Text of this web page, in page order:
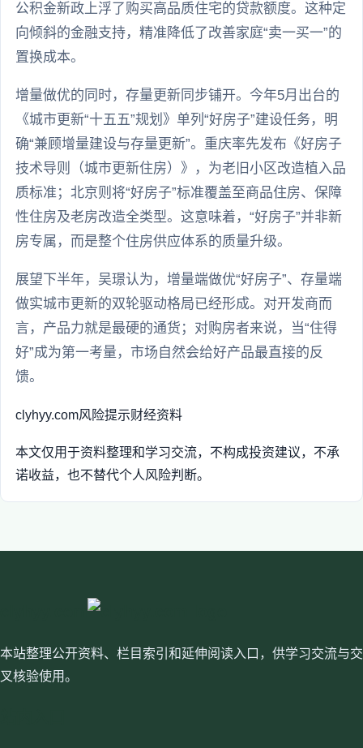
公积金新政上浮了购买高品质住宅的贷款额度。这种定
向倾斜的金融支持，精准降低了改善家庭“卖一买一”的
置换成本。
增量做优的同时，存量更新同步铺开。今年5月出台的
《城市更新“十五五”规划》单列“好房子”建设任务，明
确“兼顾增量建设与存量更新”。重庆率先发布《好房子
技术导则（城市更新住房）》，为老旧小区改造植入品
质标准；北京则将“好房子”标准覆盖至商品住房、保障
性住房及老房改造全类型。这意味着，“好房子”并非新
房专属，而是整个住房供应体系的质量升级。
展望下半年，吴璟认为，增量端做优“好房子”、存量端
做实城市更新的双轮驱动格局已经形成。对开发商而
言，产品力就是最硬的通货；对购房者来说，当“住得
好”成为第一考量，市场自然会给好产品最直接的反
馈。
clyhyy.com风险提示财经资料
本文仅用于资料整理和学习交流，不构成投资建议，不承
诺收益，也不替代个人风险判断。
本站整理公开资料、栏目索引和延伸阅读入口，供学习交流与交
叉核验使用。